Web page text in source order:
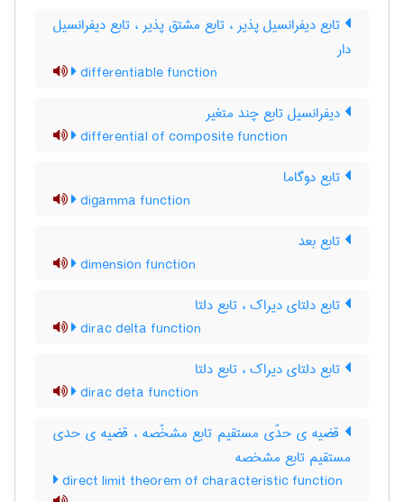
تابع دیفرانسیل پذیر ، تابع مشتق پذیر ، تابع دیفرانسیل
دار
differentiable function
دیفرانسیل تابع چند متغیر
differential of composite function
تابع دوگاما
digamma function
تابع بعد
dimension function
تابع دلتای دیراک ، تابع دلتا
dirac delta function
تابع دلتای دیراک ، تابع دلتا
dirac deta function
قضیه ی حدّی مستقیم تابع مشخّصه ، قضیه ی حدی
مستقیم تابع مشخصه
direct limit theorem of characteristic function